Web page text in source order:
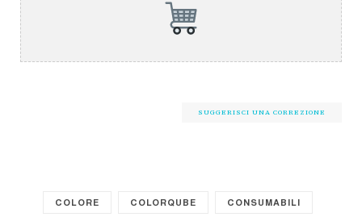
SUGGERISCI UNA CORREZIONE
COLORE COLORQUBE CONSUMABILI